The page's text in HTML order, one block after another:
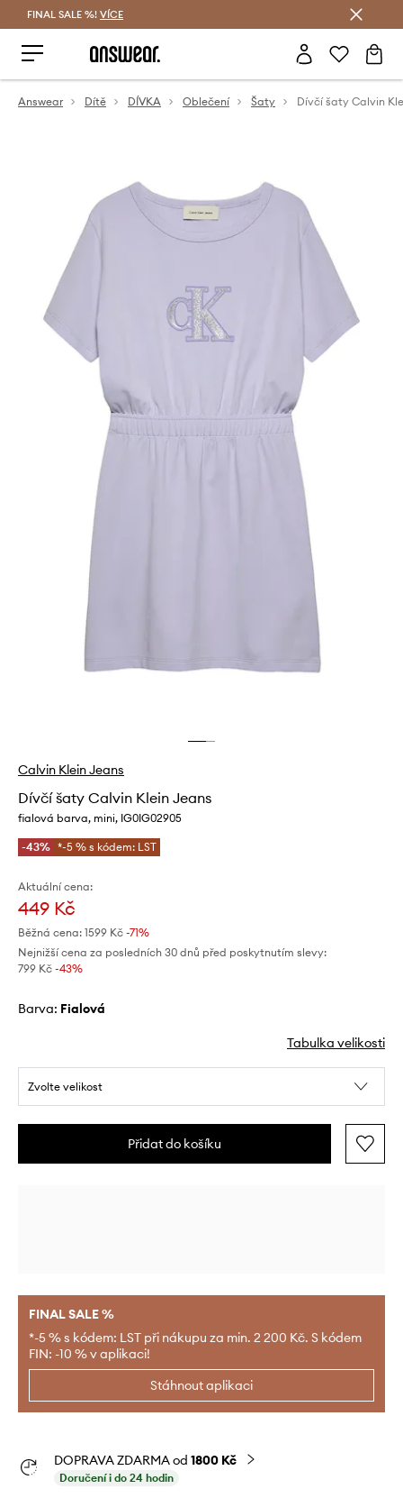
FINAL SALE %! VÍCE
Answear Dítě DÍVKA Oblečení Šaty Dívčí šaty Calvin
Calvin Klein Jeans
Dívčí šaty Calvin Klein Jeans
fialová barva, mini, IG0IG02905
-43% *-5 % s kódem: LST
Aktuální cena:
449 Kč
Běžná cena: 1599 Kč -71%
Nejnižší cena za posledních 30 dnů před poskytnutím slevy:
799 Kč -43%
Barva: fialová
Tabulka velikosti
Zvolte velikost
Přidat do košíku
FINAL SALE %
*-5 % s kódem: LST při nákupu za min. 2 200 Kč. S kódem
FIN: -10 % v aplikaci!
Stáhnout aplikaci
DOPRAVA ZDARMA od 1800 Kč
Doručení i do 24 hodin